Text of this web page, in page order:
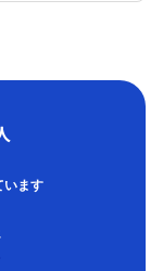
います